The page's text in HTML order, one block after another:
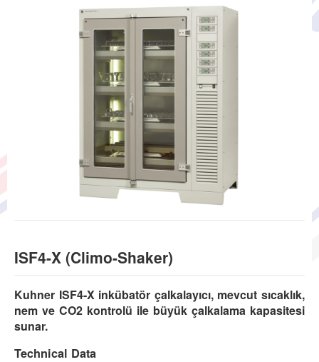
ISF4-X (Climo-Shaker)
Kuhner ISF4-X inkübatör çalkalayıcı, mevcut sıcaklık,
nem ve CO2 kontrolü ile büyük çalkalama kapasitesi
sunar.
Technical Data